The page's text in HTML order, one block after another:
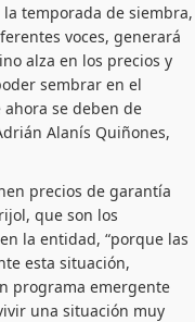
la temporada de siembra,
voces, generará
alza en los precios y
sembrar en el
se deben de
Alanís Quiñones,
precios de garantía
que son los
la entidad, “porque las
esta situación,
programa emergente
una situación muy